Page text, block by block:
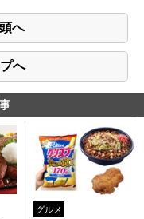
へ
へ
グルメ